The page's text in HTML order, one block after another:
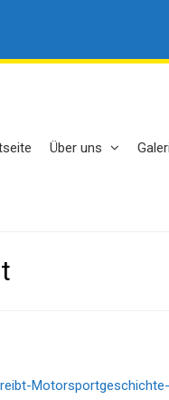
Über uns